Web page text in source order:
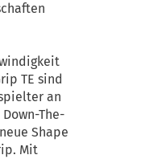
TE sind
an
The-
Shape
Mit